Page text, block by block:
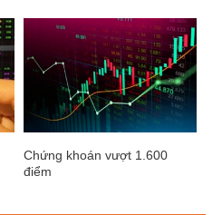
Chứng khoán vượt 1.600
điểm